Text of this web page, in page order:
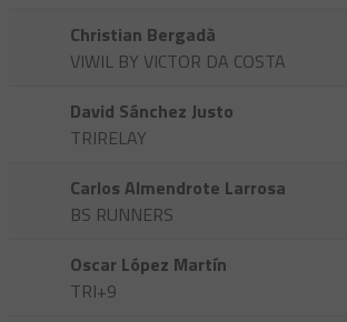
Christian Bergadà
VIWIL BY VICTOR DA COSTA
David Sánchez Justo
TRIRELAY
Carlos Almendrote Larrosa
BS RUNNERS
Oscar López Martín
TRI+9